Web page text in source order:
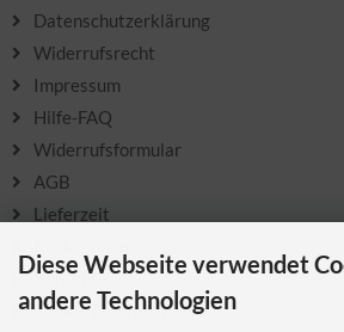
Datenschutzerklärung
Widerrufsrecht
Impressum
Hilfe-FAQ
Widerrufsformular
AGB
Lieferzeit
Kontakt
Cookie Einstellungen
Diese Webseite verwendet
andere Technologien